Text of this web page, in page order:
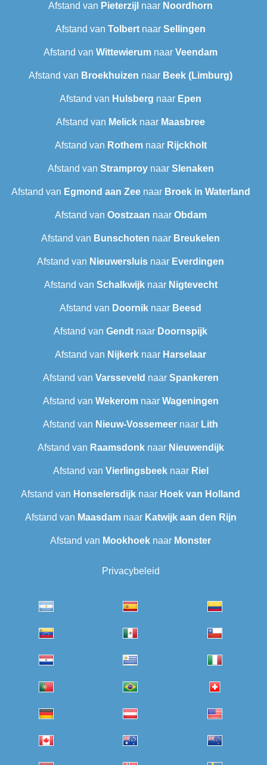
Afstand van Pieterzijl naar Noordhorn
Afstand van Tolbert naar Sellingen
Afstand van Wittewierum naar Veendam
Afstand van Broekhuizen naar Beek (Limburg)
Afstand van Hulsberg naar Epen
Afstand van Melick naar Maasbree
Afstand van Rothemnaar Rijckholt
Afstand van Stramproynaar Slenaken
Afstand van Egmond aan Zeenaar Broek in Waterland
Afstand van Oostzaan naar Obdam
Afstand van Bunschoten naar Breukelen
Afstand van Nieuwersluis naar Everdingen
Afstand van Schalkwijknaar Nigtevecht
Afstand van Doornik naar Beesd
Afstand van Gendt naar Doornspijk
Afstand van Nijkerk naar Harselaar
Afstand van Varsseveld naar Spankeren
Afstand van Wekeromnaar Wageningen
Afstand van Nieuw-Vossemeer naar Lith
Afstand van Raamsdonknaar Nieuwendijk
Afstand van Vierlingsbeeknaar Riel
Afstand van Honselersdijk naar Hoek van Holland
Afstand van Maasdamnaar Katwijk aan den Rijn
Afstand van Mookhoek naar Monster
Privacybeleid